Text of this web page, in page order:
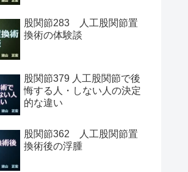
股関節283 人工股関節置
換術の体験談
股関節379 人工股関節で後
悔する人・しない人の決定
的な違い
股関節362 人工股関節置
換術後の浮腫